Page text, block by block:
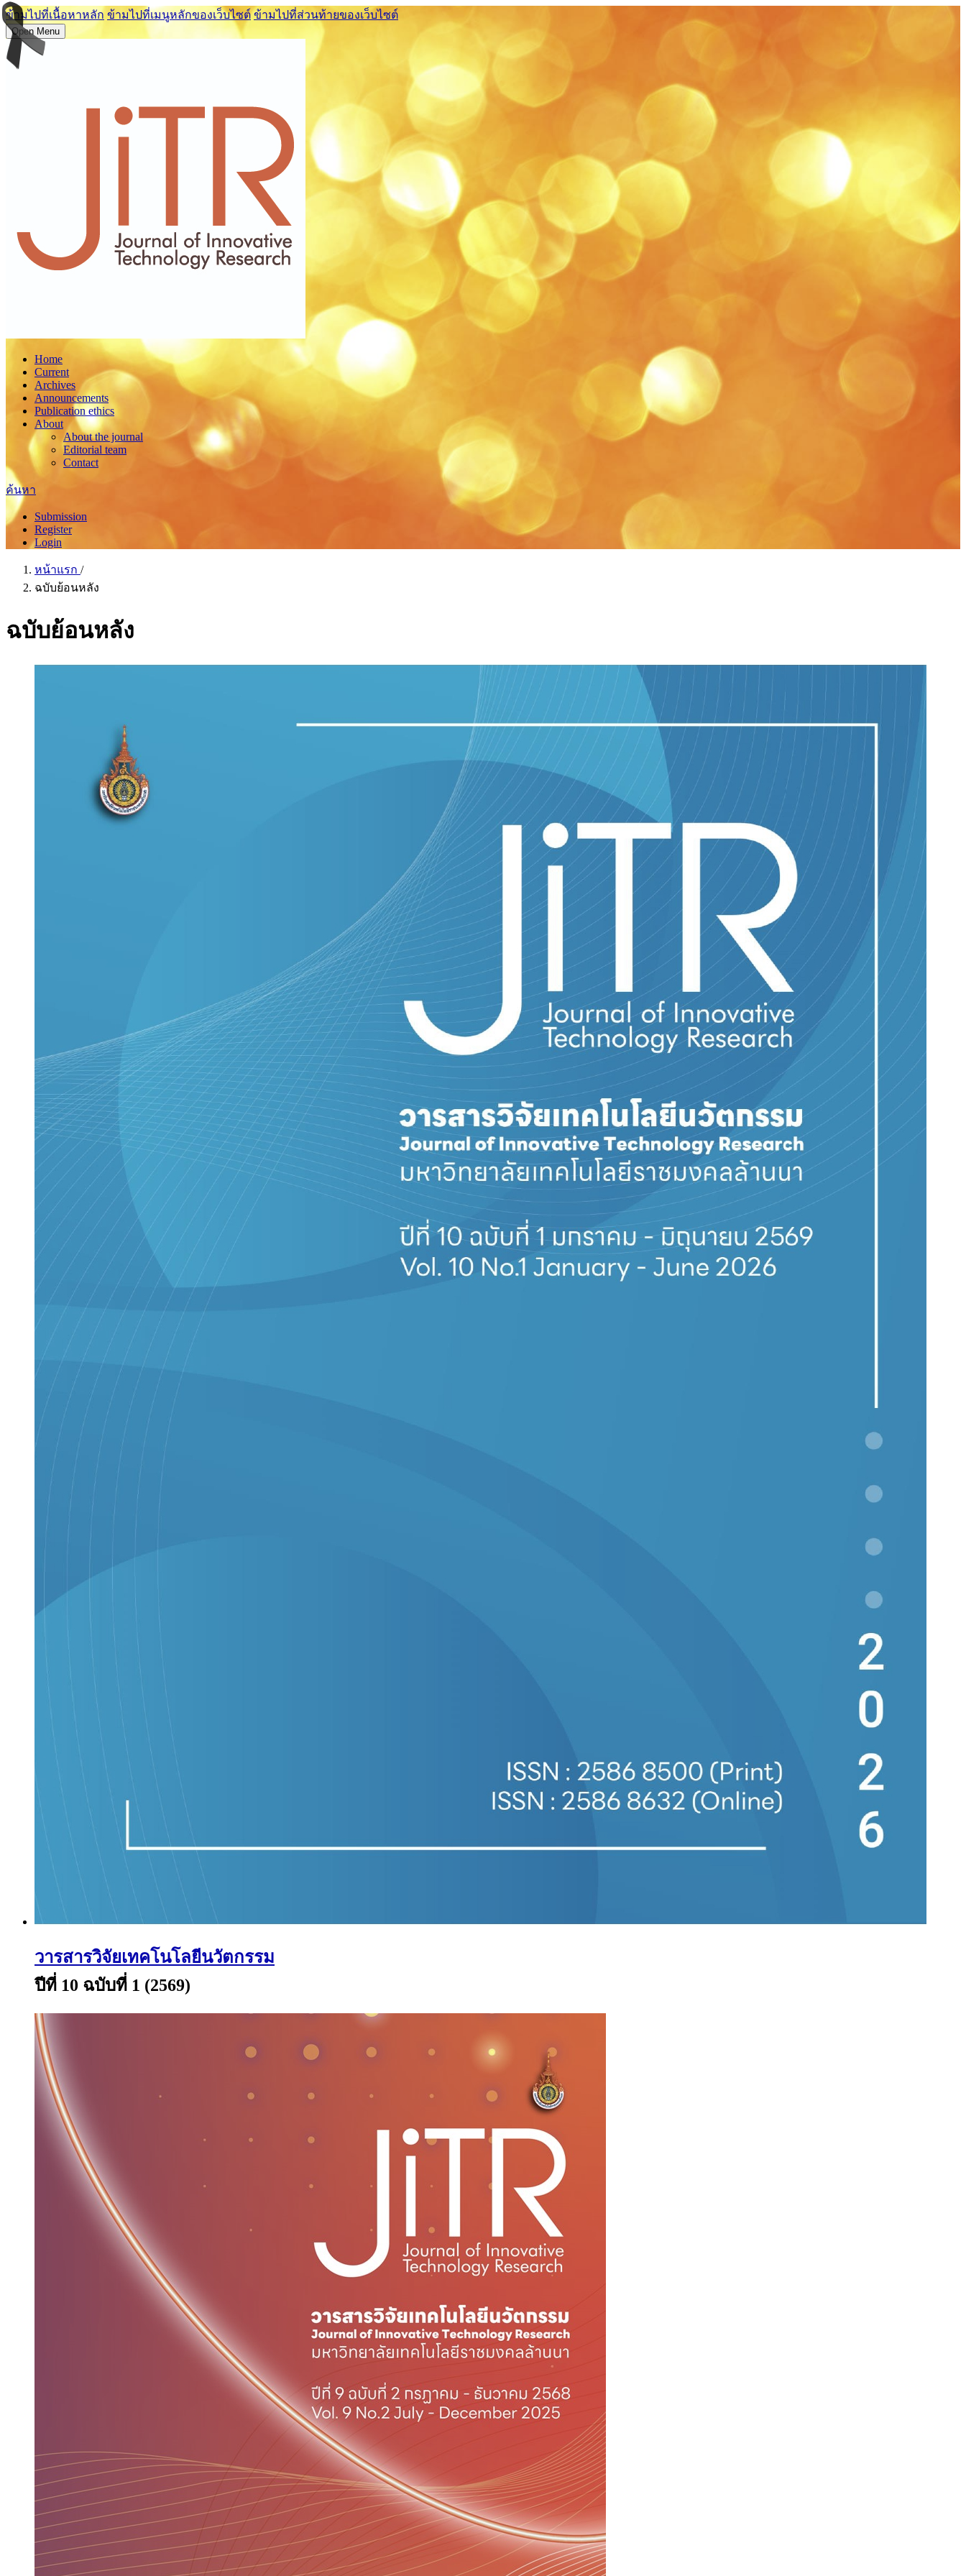
ข้ามไปที่เนื้อหาหลัก ข้ามไปที่เมนูหลักของเว็บไซต์ ข้ามไปที่ส่วนท้ายของเว็บไซต์
Open Menu
Home
Current
Archives
Announcements
Publication ethics
About
About the journal
Editorial team
Contact
ค้นหา
Submission
Register
Login
หน้าแรก /
ฉบับย้อนหลัง
ฉบับย้อนหลัง
วารสารวิจัยเทคโนโลยีนวัตกรรม
ปีที่ 10 ฉบับที่ 1 (2569)